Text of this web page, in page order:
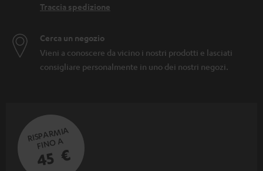
Traccia spedizione
Cerca un negozio
Vieni a conoscere da vicino i nostri prodotti e lasciati
consigliare personalmente in uno dei nostri negozi.
RISPARMIA
FINO A
45 €